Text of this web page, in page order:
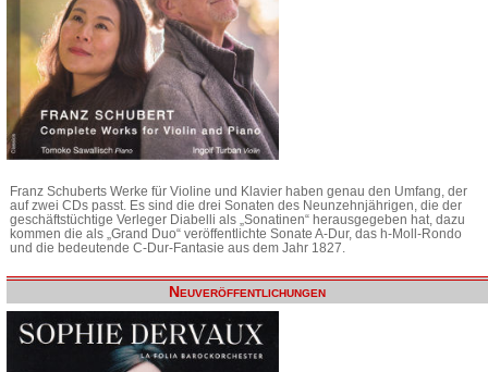
Franz Schuberts Werke für Violine und Klavier haben genau den Umfang, der
auf zwei CDs passt. Es sind die drei Sonaten des Neunzehnjährigen, die der
geschäftstüchtige Verleger Diabelli als „Sonatinen“ herausgegeben hat, dazu
kommen die als „Grand Duo“ veröffentlichte Sonate A-Dur, das h-Moll-Rondo
und die bedeutende C-Dur-Fantasie aus dem Jahr 1827.
Neuveröffentlichungen